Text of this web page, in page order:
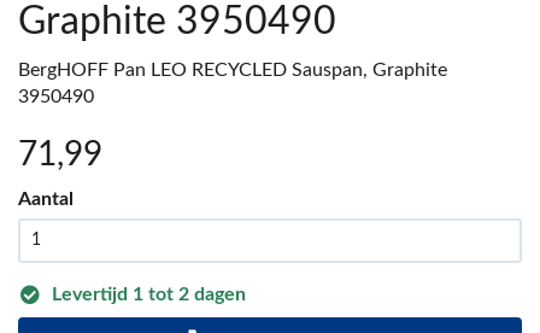
Graphite 3950490
BergHOFF Pan LEO RECYCLED Sauspan, Graphite
3950490
71 ,99
Aantal
Levertijd 1 tot 2 dagen